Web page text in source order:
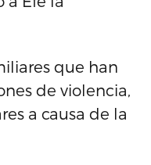
que han
de violencia,
a causa de la